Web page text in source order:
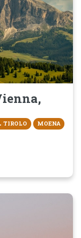
TIROLO
MOENA